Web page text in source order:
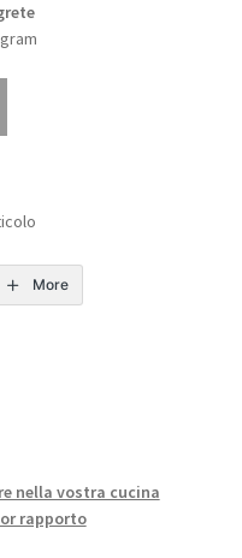
More
nella vostra cucina
rapporto